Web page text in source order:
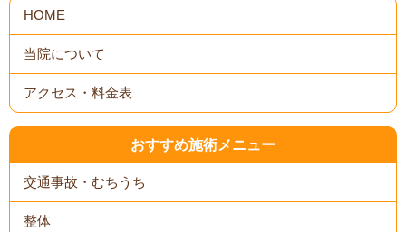
おすすめ施術メニュー
交通事故・むちうち
整体